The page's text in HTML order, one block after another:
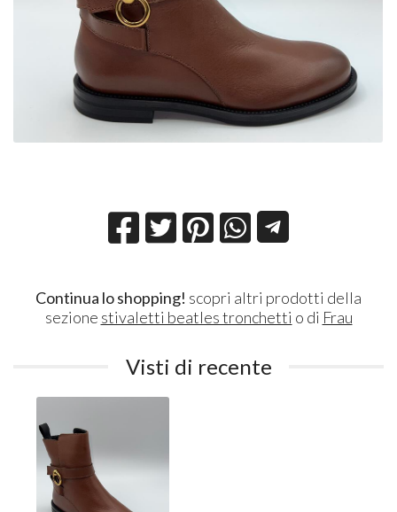
Continua lo shopping! scopri altri prodotti della
sezione stivaletti beatles tronchetti o di Frau
Visti di recente